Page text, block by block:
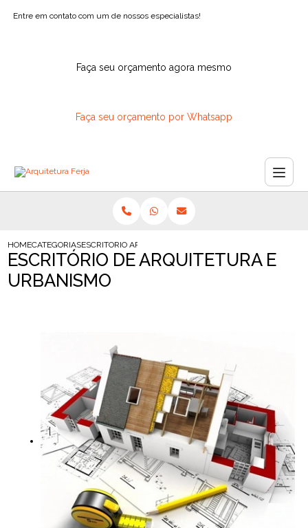
Entre em contato com um de nossos especialistas!
Faça seu orçamento agora mesmo
Faça seu orçamento por Whatsapp
HOMECATEGORIASESCRITORIO ARQUITETURA URBANISMO
ESCRITÓRIO DE ARQUITETURA E
URBANISMO